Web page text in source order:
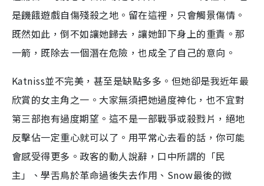
是饑餓遊戲自傷殘殺之地。留在這裡，只會觸㬌傷情。
既然如此，倒不如讓她歸去，讓她卸下身上的重責。那
一箭，既除去一個潛在危險，也成全了自己的意向。
Katniss並不完美，甚至是缺點多多。但她卻是我近年最
欣賞的女主角之一。大家無須把她過度神化，也不宜對
第三部抱有過度期望。這不是一部戰爭或殺戮片，絕地
反擊佔一定重心就可以了。用平常心去看的話，你可能
會感受得更多。政客的動人說辭，口中所謂的「民
主」、學舌鳥於革命過後失去作用、Snow最後的微